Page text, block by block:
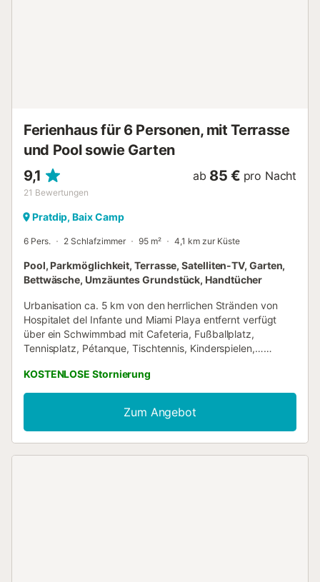
Ferienhaus für 6 Personen, mit Terrasse
und Pool sowie Garten
9,1
21 Bewertungen
ab 85 € pro Nacht
Pratdip, Baix Camp
6 Pers. 2 Schlafzimmer 95 m² 4,1 km zur Küste
Pool, Parkmöglichkeit, Terrasse, Satelliten-TV, Garten,
Bettwäsche, Umzäuntes Grundstück, Handtücher
Urbanisation ca. 5 km von den herrlichen Stränden von
Hospitalet del Infante und Miami Playa entfernt verfügt
über ein Schwimmbad mit Cafeteria, Fußballplatz,
Tennisplatz, Pétanque, Tischtennis, Kinderspielen,…
------------------------------------ ------------------------
Villa von 95 Quadratmetern befindet sich in einer sehr
ruhigen Straße, auf einem Grundstück von 400
Quadratmetern komplett eingezäunt. Zusammensetzung:
»Wohn - Esszimmer mit Holzofen. »Schlafzimmer mit
KOSTENLOSE Stornierung
Zum Angebot